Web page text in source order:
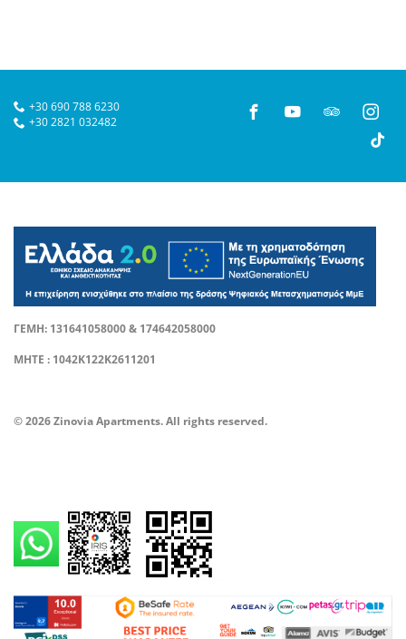
+30 690 788 6230
+30 2821 032482
ΓΕΜΗ: 131641058000 & 174642058000
ΜΗΤΕ : 1042Κ122Κ2611201
© 2026 Zinovia Apartments. All rights reserved.